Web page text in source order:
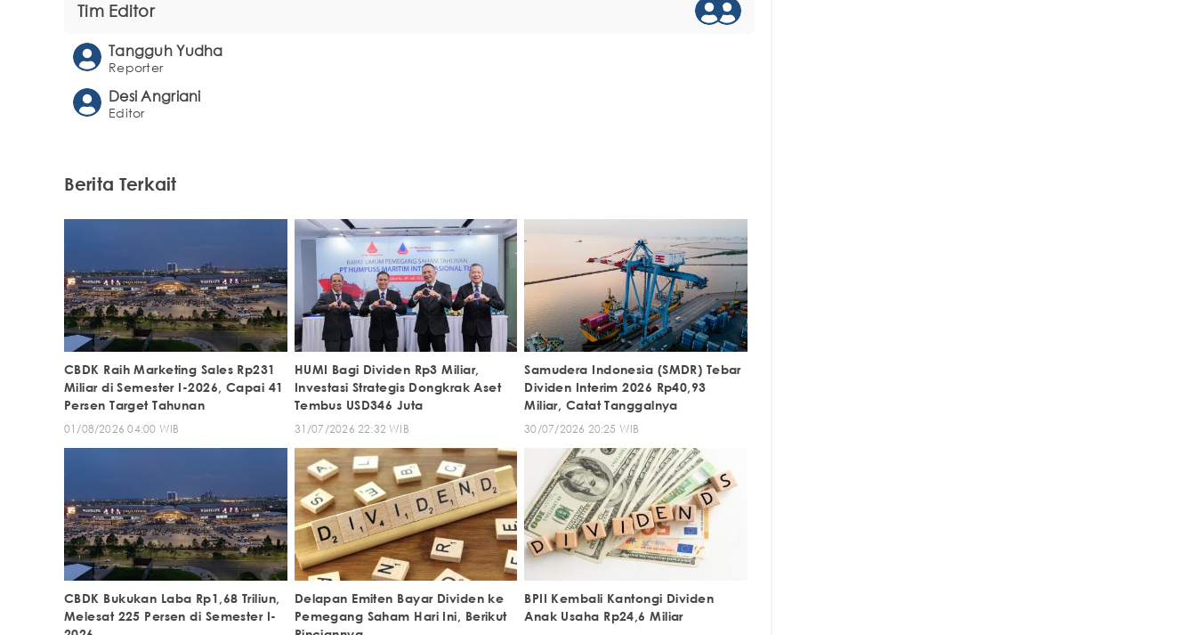
Tim Editor
Tangguh Yudha
Reporter
Desi Angriani
Editor
Berita Terkait
CBDK Raih Marketing Sales Rp231
Miliar di Semester I-2026, Capai 41
Persen Target Tahunan
01/08/2026 04:00 WIB
HUMI Bagi Dividen Rp3 Miliar,
Investasi Strategis Dongkrak Aset
Tembus USD346 Juta
31/07/2026 22:32 WIB
Samudera Indonesia (SMDR) Tebar
Dividen Interim 2026 Rp40,93
Miliar, Catat Tanggalnya
30/07/2026 20:25 WIB
CBDK Bukukan Laba Rp1,68 Triliun,
Melesat 225 Persen di Semester I-
Delapan Emiten Bayar Dividen ke
Pemegang Saham Hari Ini, Berikut
BPII Kembali Kantongi Dividen
Anak Usaha Rp24,6 Miliar